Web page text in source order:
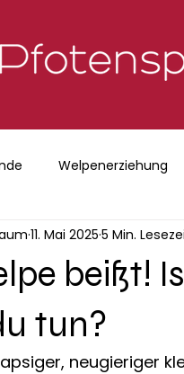
Welpenerziehung
beißt!
tun?
11. Mai 2025 5 Min.
neugieriger